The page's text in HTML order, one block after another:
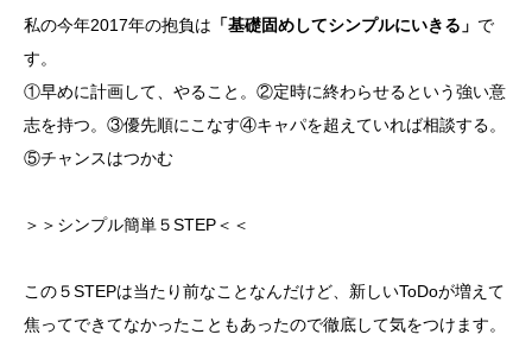
私の今年2017年の抱負は 「基礎固めしてシンプルにいきる」 で
す。
①早めに計画して、やること。②定時に終わらせるという強い意
志を持つ。③優先順にこなす④キャパを超えていれば相談する。
⑤チャンスはつかむ
＞＞シンプル簡単５STEP＜＜
この５STEPは当たり前なことなんだけど、新しいToDoが増えて
焦ってできてなかったこともあったので徹底して気をつけます。